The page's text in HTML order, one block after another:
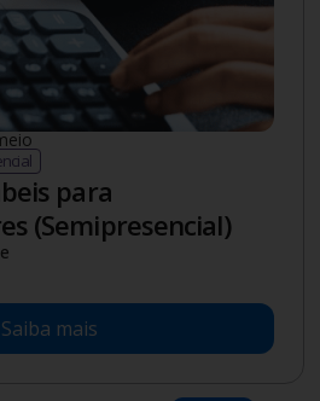
para
(Semipresencial)
Saiba mais